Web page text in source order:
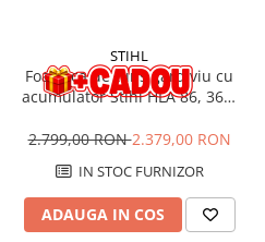
STIHL
Foarfeca de tuns gard viu cu
acumulator Stihl HLA 86, 36V,
cm, Solo (fara acumulator si
2.799,00 RON2.379,00 RON
IN STOC FURNIZOR
ADAUGA IN COS